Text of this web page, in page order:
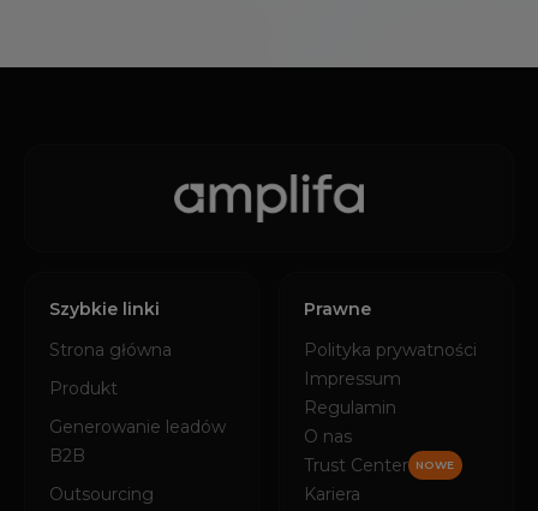
Szybkie linki
Strona główna
Produkt
Generowanie leadów
B2B
Outsourcing
Prawne
Polityka prywatności
Impressum
Regulamin
O nas
Trust Center
NOWE
Kariera